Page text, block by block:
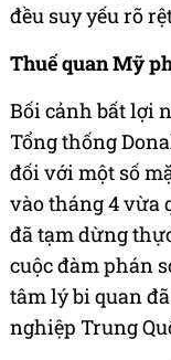
đều suy yếu rõ
Thuế quan Mỹ
Bối cảnh bất lợi
Tổng thống
đối với một số
vào tháng 4 vừa
đã tạm dừng
cuộc đàm phán
tâm lý bi quan
nghiệp Trung